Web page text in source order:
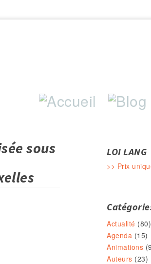
Aller au contenu principal
sous LOI LANG
>> Prix
Actualité (80)
Agenda (15)
Animations
Auteurs (23)